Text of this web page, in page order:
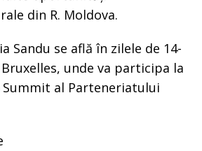
din R. Moldova.
Sandu se află în zilele de 14-
unde va participa la
Summit al Parteneriatului